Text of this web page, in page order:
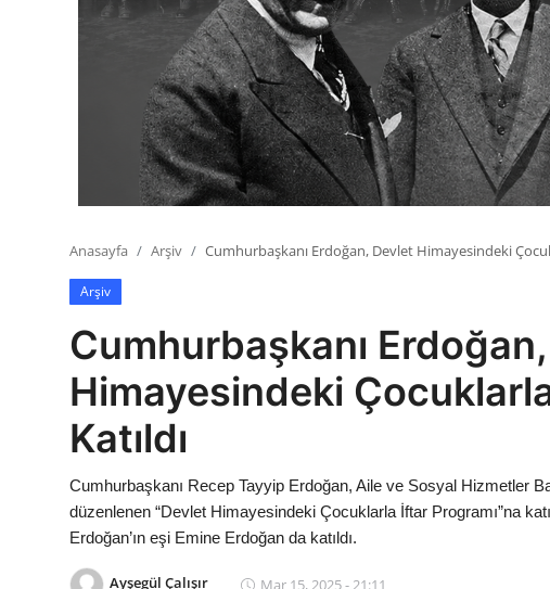
Anasayfa Arşiv Cumhurbaşkanı Erdoğan, Devlet Himayesindeki
Arşiv
Cumhurbaşkanı
Himayesindeki
Katıldı
Cumhurbaşkanı Recep Tayyip Erdoğan, Aile ve Sosyal Hizmetler
düzenlenen “Devlet Himayesindeki Çocuklarla İftar Programı”na
Erdoğan’ın eşi Emine Erdoğan da katıldı.
Ayşegül Çalışır Mar 15, 2025 - 21:11